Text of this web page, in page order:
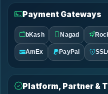
Payment Gateways
bKash Nagad
AmEx PayPal
Platform, Partner &